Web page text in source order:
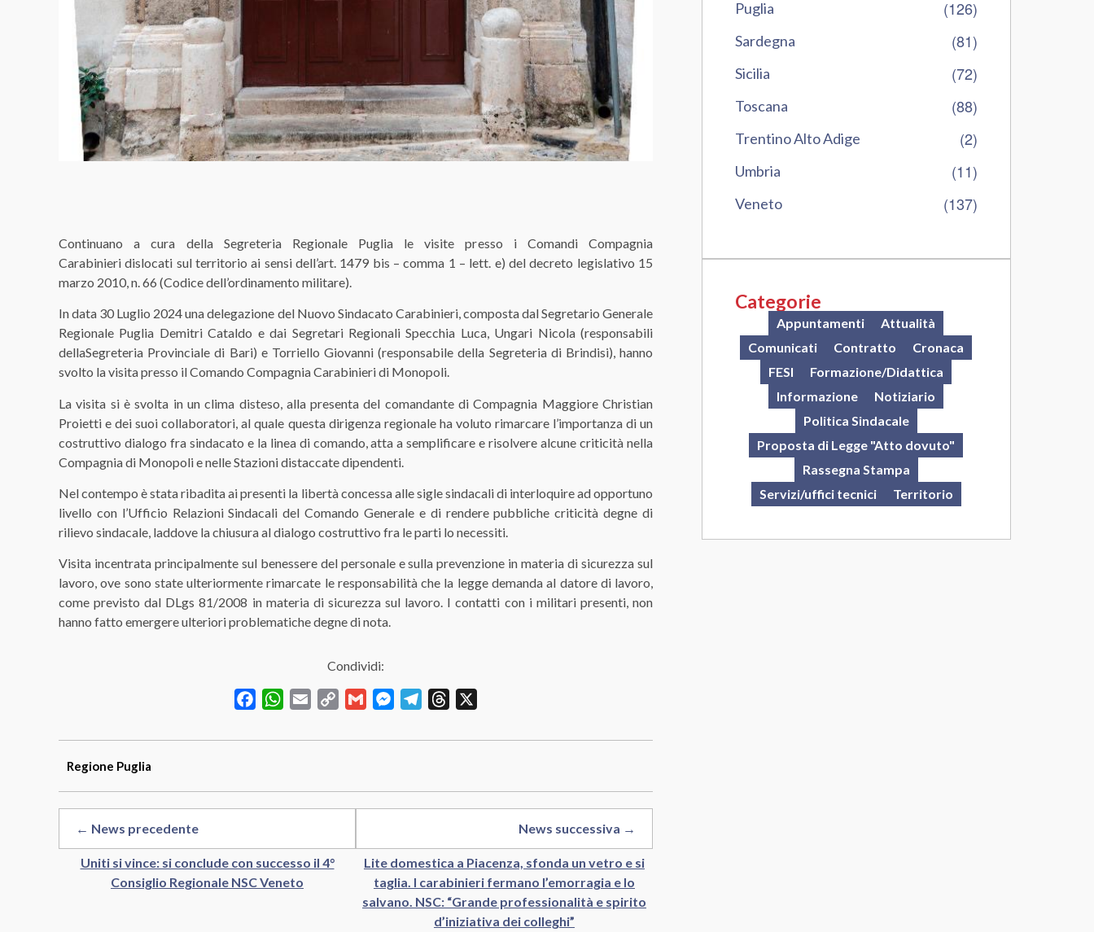
Continuano a cura della Segreteria Regionale Puglia le visite presso i Comandi Compagnia
Carabinieri dislocati sul territorio ai sensi dell’art. 1479 bis – comma 1 – lett. e) del decreto legislativo 15
marzo 2010, n. 66 (Codice dell’ordinamento militare).
In data 30 Luglio 2024 una delegazione del Nuovo Sindacato Carabinieri, composta dal SegretarioGenerale
Regionale Puglia Demitri Cataldo e dai Segretari Regionali Specchia Luca, Ungari Nicola(responsabili
dellaSegreteria Provinciale di Bari) e Torriello Giovanni (responsabile della Segreteria di Brindisi),hanno
svolto la visita presso il Comando CompagniaCarabinieri di Monopoli.
L a visita si è svolta in un clima disteso alla presenta del comandante di Compagnia Maggiore Christian
Proietti e dei suoi collaboratori, al quale questa dirigenza regionaleha voluto rimarcare l’importanza di un
costruttivo dialogo fra sindacato e la linea di comando, atta a semplificare e risolvere alcune criticità nella
Compagniadi Monopolie nelle Stazionidistaccate dipendenti.
Nel contempo è stata ribadita ai presenti la libertà concessaalle sigle sindacali di interloquire ad opportuno
livello con l’Ufficio Relazioni Sindacali del Comando Generale e di rendere pubbliche criticità degnedi
rilievo sindacale, laddove la chiusura al dialogo costruttivo fra le parti lo necessiti.
Visita incentrataprincipalmentesul benessere del personale e sulla prevenzione in materia di sicurezza sul
lavoro, ove sono state ulteriormente rimarcate le responsabilità che la legge demanda al datore di lavoro,
come previsto dal DLgs 81/2008 in materia di sicurezza sul lavoro. I contatti con i militari presenti,non
hanno fatto emergereulteriori problematichedegne di nota.
Condividi:
FacebookWhatsApp
Email
Copy
Gmail MessengerTelegramThreads
Regione Puglia
← News precedente
Uniti si vince: si conclude con successo il 4°
Consiglio Regionale NSC Veneto
News successiva →
Lite domestica a Piacenza, sfonda un vetro e si
taglia. I carabinieri fermano l’emorragia e lo
salvano. NSC: “Grande professionalità e spirito
d’iniziativa dei colleghi”
Puglia (126)
Sardegna (81)
Sicilia (72)
Toscana (88)
Trentino Alto Adige (2)
Umbria (11)
Veneto (137)
Categorie
Appuntamenti
Attualità
Comunicati
Contratto
Cronaca
FESI
Formazione/Didattica
Informazione
Notiziario
Politica Sindacale
Proposta di Legge "Atto dovuto"
Rassegna Stampa
Servizi/uffici tecnici
Territorio